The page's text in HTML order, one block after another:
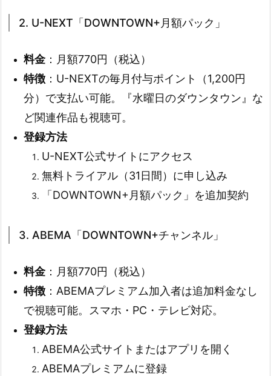
2. U-NEXT「DOWNTOWN+月額パック」
料金：月額770円（税込）
特徴 ：U-NEXTの毎月付与ポイント（1,200円
分）で支払い可能。『水曜日のダウンタウン』な
ど関連作品も視聴可。
登録方法
U-NEXT公式サイトにアクセス
無料トライアル（31日間）に申し込み
「DOWNTOWN+月額パック」を追加契約
3. ABEMA「DOWNTOWN+チャンネル」
料金：月額770円（税込）
特徴 ：ABEMAプレミアム加入者は追加料金なし
で視聴可能。スマホ・PC・テレビ対応。
登録方法
ABEMA公式サイトまたはアプリを開く
ABEMAプレミアムに登録